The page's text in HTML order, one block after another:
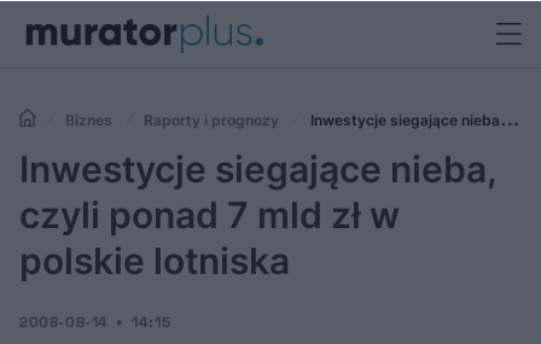
Biznes Raporty i prognozy
Inwestycje siegające nieba,
czyli ponad 7 mld zł w polskie lotniska
Inwestycje siegające nieba,
czyli ponad 7 mld zł w
polskie lotniska
2008-08-14 14:15